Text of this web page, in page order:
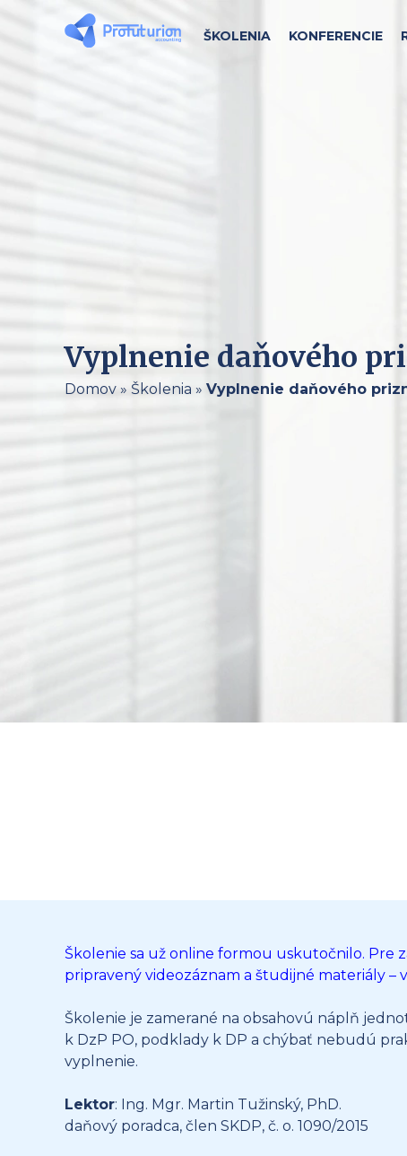
ŠKOLENIA KONFERENCIE
Vyplnenie daňového
Domov » Školenia » Vyplnenie daňového
Školenie sa už online formou uskutočnilo. Pre
pripravený videozáznam a študijné materiály –
Školenie je zamerané na obsahovú náplň
k DzP PO, podklady k DP a chýbať nebudú
vyplnenie.
Lektor: Ing. Mgr. Martin Tužinský, PhD.
daňový poradca, člen SKDP, č. o. 1090/2015